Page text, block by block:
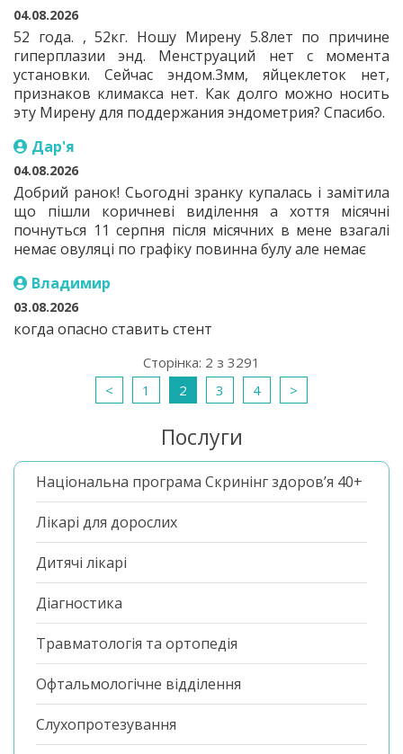
04.08.2026
52 года. , 52кг. Ношу Мирену 5.8лет по причине
гиперплазии энд. Менструаций нет с момента
установки. Сейчас эндом.3мм, яйцеклеток нет,
признаков климакса нет. Как долго можно носить
эту Мирену для поддержания эндометрия? Спасибо.
Дар'я
04.08.2026
Добрий ранок! Сьогодні зранку купалась і замітила
що пішли коричневі виділення а хоття місячні
почнуться 11 серпня після місячних в мене взагалі
немає овуляці по графіку повинна булу але немає
Владимир
03.08.2026
когда опасно ставить стент
Сторінка: 2 з 3291
<
1 2 3 4 >
Послуги
Національна програма Скринінг здоров’я 40+
Лікарі для дорослих
Дитячі лікарі
Діагностика
Травматологія та ортопедія
Офтальмологічне відділення
Слухопротезування